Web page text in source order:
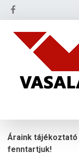
Áraink
fenntartjuk!